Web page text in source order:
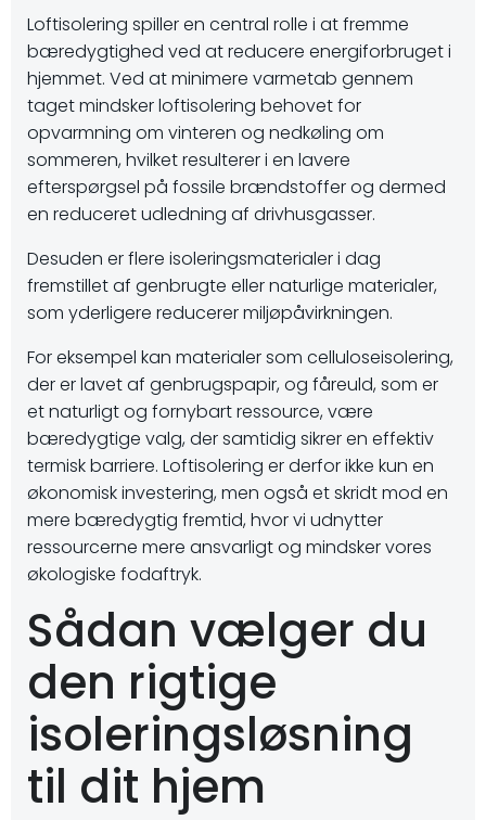
Loftisolering spiller en central rolle i at fremme
bæredygtighed ved at reducere energiforbruget i
hjemmet. Ved at minimere varmetab gennem
taget mindsker loftisolering behovet for
opvarmning om vinteren og nedkøling om
sommeren, hvilket resulterer i en lavere
efterspørgsel på fossile brændstoffer og dermed
en reduceret udledning af drivhusgasser.
Desuden er flere isoleringsmaterialer i dag
fremstillet af genbrugte eller naturlige materialer,
som yderligere reducerer miljøpåvirkningen.
For eksempel kan materialer som celluloseisolering,
der er lavet af genbrugspapir, og fåreuld, som er
et naturligt og fornybart ressource, være
bæredygtige valg, der samtidig sikrer en effektiv
termisk barriere. Loftisolering er derfor ikke kun en
økonomisk investering, men også et skridt mod en
mere bæredygtig fremtid, hvor vi udnytter
ressourcerne mere ansvarligt og mindsker vores
økologiske fodaftryk.
Sådan vælger du
den rigtige
isoleringsløsning
til dit hjem